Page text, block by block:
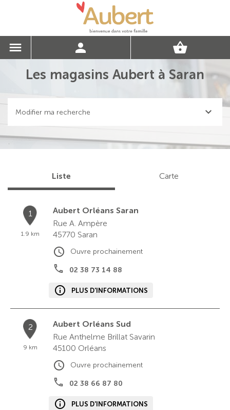
Les magasins Aubert à Saran
Modifier ma recherche
Liste Carte
1
1.9 km
Aubert Orléans Saran
Rue A. Ampère
45770 Saran
02 38 73 14 88
Ouvre prochainement
PLUS D'INFORMATIONS
2
9 km
Aubert Orléans Sud
Rue Anthelme Brillat Savarin
45100 Orléans
02 38 66 87 80
Ouvre prochainement
PLUS D'INFORMATIONS